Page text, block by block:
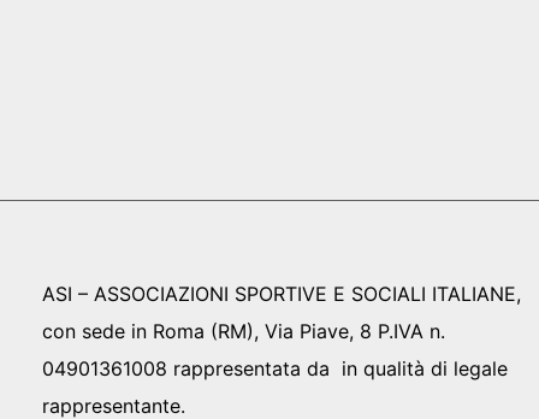
ASI – ASSOCIAZIONI SPORTIVE E SOCIALI ITALIANE,
con sede in Roma (RM), Via Piave, 8 P.IVA n.
04901361008 rappresentata da in qualità di legale
rappresentante.